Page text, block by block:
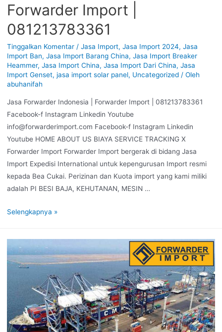
Forwarder Import |
081213783361
Tinggalkan Komentar / Jasa Import, Jasa Import 2024, Jasa
Import Ban, Jasa Import Barang China, Jasa Import Breaker
Heammer, Jasa Import China, Jasa Import Dari China, Jasa
Import Genset, jasa import solar panel, Uncategorized/ Oleh
abuhanifah
Jasa Forwarder Indonesia | Forwarder Import | 081213783361
Facebook-f Instagram Linkedin Youtube
info@forwarderimport.com Facebook-f Instagram Linkedin
Youtube HOME ABOUT US BIAYA SERVICE TRACKING X
Forwarder Import Forwarder Import bergerak di bidang Jasa
Import Expedisi International untuk kepengurusan Import resmi
kepada Bea Cukai. Perizinan dan Kuota import yang kami miliki
adalah PI BESI BAJA, KEHUTANAN, MESIN …
Selengkapnya »